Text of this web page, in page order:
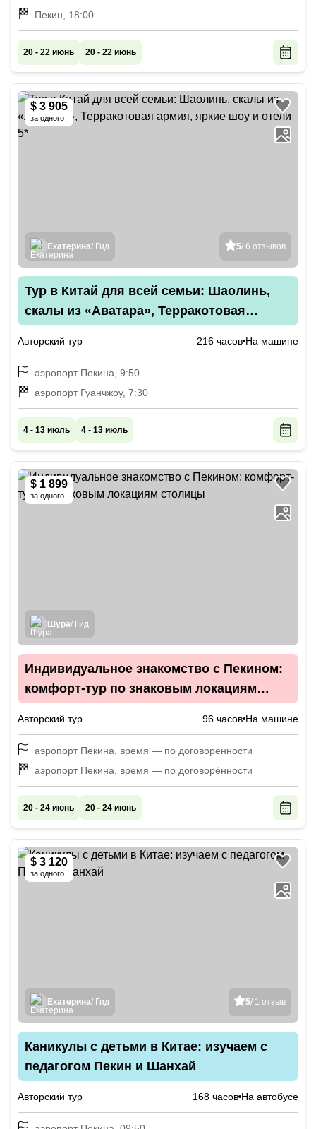
Пекин, 18:00
20 - 22 июнь 20 - 22 июнь
$ 3 905
за одного
5/ 6 отзывов
Екатерина/ Гид
Тур в Китай для всей семьи: Шаолинь,
скалы из «Аватара», Терракотовая
Авторский тур 216 часов На машине
аэропорт Пекина, 9:50
аэропорт Гуанчжоу, 7:30
4 - 13 июль 4 - 13 июль
$ 1 899
за одного
Шура/ Гид
Индивидуальное знакомство с Пекином:
комфорт-тур по знаковым локациям
Авторский тур 96 часов На машине
аэропорт Пекина, время — по договорённости
аэропорт Пекина, время — по договорённости
20 - 24 июнь 20 - 24 июнь
$ 3 120
за одного
5/ 1 отзыв
Екатерина/ Гид
Каникулы с детьми в Китае: изучаем с
педагогом Пекин и Шанхай
Авторский тур 168 часов На автобусе